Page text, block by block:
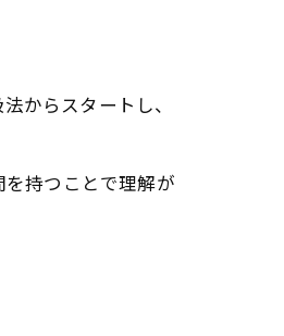
からスタートし、
持つことで理解が